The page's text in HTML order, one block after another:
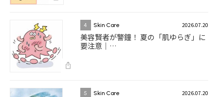
4 Skin Care 2026.07.20
美容賢者が警鐘！ 夏の「肌ゆらぎ」に
要注意｜…
5 Skin Care 2026.07.20